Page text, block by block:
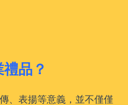
品？
、表揚等意義，並不僅僅